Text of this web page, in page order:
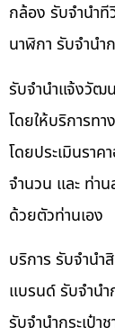
กล้อง รับจำนำที
นาฬิกา รับจำนำ
รับจํานําแจ้งวัฒ
โดยให้บริการทา
โดยประเมินราค
จำนวน และ ท่า
ด้วยตัวท่านเอง
บริการ รับจำนำ
แบรนด์ รับจำนำ
รับจำนำกระเป๋า